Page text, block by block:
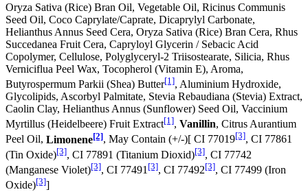
Oryza Sativa (Rice) Bran Oil, Vegetable Oil, Ricinus Communis
Seed Oil, Coco Caprylate/Caprate, Dicaprylyl Carbonate,
Helianthus Annus Seed Cera, Oryza Sativa (Rice) Bran Cera, Rhus
Succedanea Fruit Cera, Capryloyl Glycerin / Sebacic Acid
Copolymer, Cellulose, Polyglyceryl-2 Triisostearate, Silicia, Rhus
Verniciflua Peel Wax, Tocopherol (Vitamin E), Aroma,
Butyrospermum Parkii (Shea) Butter[1], Aluminium Hydroxide,
Glycolipids, Ascorbyl Palmitate, Stevia Rebaudiana (Stevia) Extract,
Caolin Clay, Helianthus Annus (Sunflower) Seed Oil, Vaccinium
Myrtillus (Heidelbeere) Fruit Extract[1], Vanillin, Citrus Aurantium
Peel Oil, Limonene[2], May Contain (+/-)[ CI 77019[3], CI 77861
(Tin Oxide)[3], CI 77891 (Titanium Dioxid)[3], CI 77742
(Manganese Violet)[3], CI 77491 [3], CI 77492[3], CI 77499 (Iron
Oxide)[3]]